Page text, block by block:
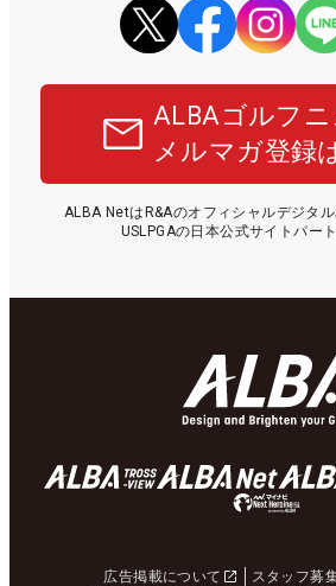
ALBAゴルフニ
メルマガ登録
ALBA NetはR&Aのオフィシャルデジタ
USLPGAの日本公式サイトパー
広告掲載について スタッフ募